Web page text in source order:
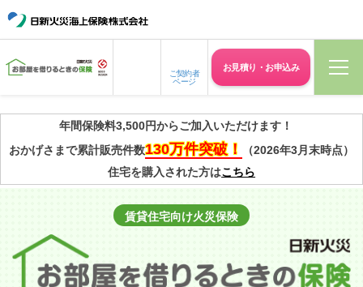
ご契約者
ページ
お見積り・ お申込み
年間保険料3,500円からご加入いただけます！
おかげさまで累計販売件数130万件突破！
（2026年3月末時点）
住宅を購入された方はこちら
賃貸住宅向け火災保険